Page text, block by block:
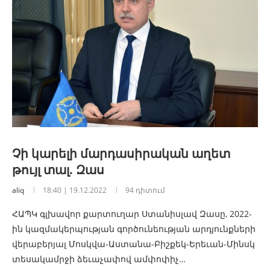
Չի կարելի մարդասիրական աղետ
թույլ տալ. Զաս
aliq 18:40 | 19.12.2022 94 դիտում
ՀԱՊԿ գլխավոր քարտուղար Ստանիսլավ Զասը, 2022-
ին կազմակերպության գործունեության արդյունքների
վերաբերյալ Մոսկվա-Աստանա-Բիշքեկ-Երեւան-Մինսկ
տեսակամրջի ձեւաչափով ամփոփիչ…